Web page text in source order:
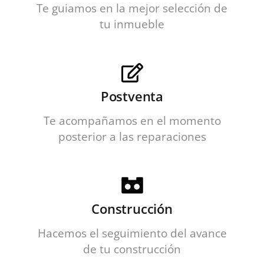
Te guiamos en la mejor selección de
tu inmueble
Postventa
Te acompañamos en el momento
posterior a las reparaciones
Construcción
Hacemos el seguimiento del avance
de tu construcción